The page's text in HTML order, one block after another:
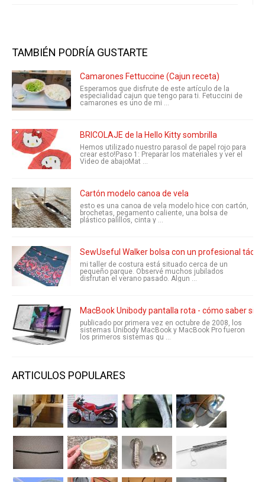
TAMBIÉN PODRÍA GUSTARTE
Camarones Fettuccine (Cajun receta)
Esperamos que disfrute de este artículo de la
especialidad cajun que tengo para ti. Fetuccini de
camarones es uno de mi ...
BRICOLAJE de la Hello Kitty sombrilla
Hemos utilizado nuestro parasol de papel rojo para
crear esto!Paso 1: Preparar los materiales y ver el
Video de abajoMat ...
Cartón modelo canoa de vela
esto es una canoa de vela modelo hice con cartón,
brochetas, pegamento caliente, una bolsa de
plástico palillos, cinta y ...
SewUseful Walker bolsa con un profesional táctil
mi taller de costura está situado cerca de un
pequeño parque. Observé muchos jubilados
disfrutan el verano pasado. Algun ...
MacBook Unibody pantalla rota - cómo saber si
publicado por primera vez en octubre de 2008, los
sistemas Unibody MacBook y MacBook Pro fueron
los primeros sistemas qu ...
ARTICULOS POPULARES